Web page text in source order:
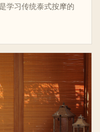
学习传统泰式按摩的